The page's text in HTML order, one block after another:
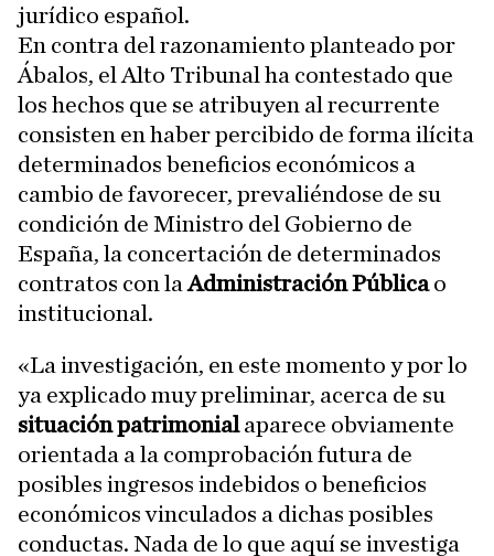
jurídico español.
En contra del razonamiento planteado por
Ábalos, el Alto Tribunal ha contestado que
los hechos que se atribuyen al recurrente
consisten en haber percibido de forma ilícita
determinados beneficios económicos a
cambio de favorecer, prevaliéndose de su
condición de Ministro del Gobierno de
España, la concertación de determinados
contratos con laAdministración Públicao
institucional.
«La investigación, en este momento y por lo
ya explicado muy preliminar, acerca de su
situación patrimonialaparece obviamente
orientada a la comprobación futura de
posibles ingresos indebidos o beneficios
económicos vinculados a dichas posibles
conductas. Nada de lo que aquí se investiga